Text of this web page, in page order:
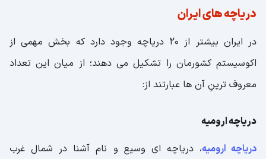
رود طالقان
سفید رود
جنگل های ایران
جنگل راش
جنگل حرا
جنگل الیمستان
دریاچه های ایران
در ایران بیشتر از 20 دریاچه وجود دارد که بخش مهمی از
اکوسیستم کشورمان را تشکیل می دهند؛ از میان این تعداد
معروف ترینِ آن ها عبارتند از:
دریاچه ارومیه
دریاچه ارومیه، دریاچه ای وسیع و نام آشنا در شمال غرب